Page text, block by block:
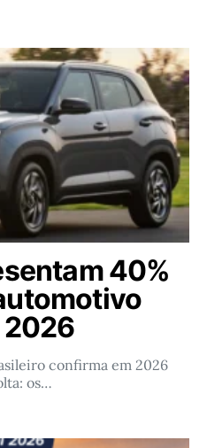
40%
2026
confirma em 2026
os…